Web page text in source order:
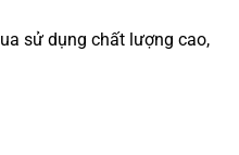
sử dụng chất lượng cao,